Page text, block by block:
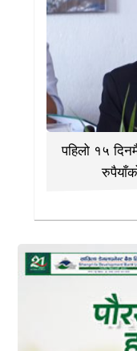
पहिलो १५